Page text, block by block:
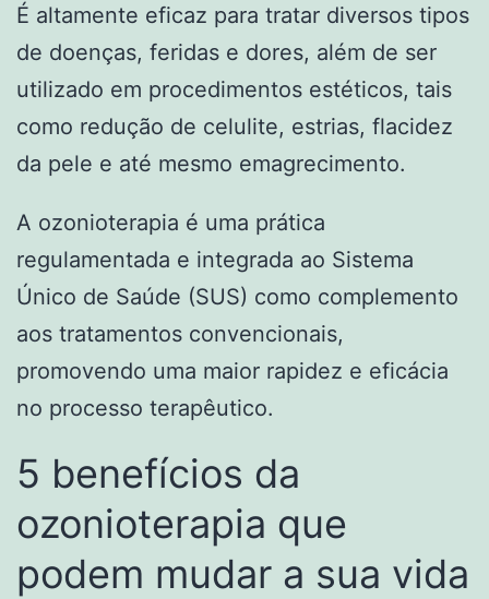
É altamente eficaz para tratar diversos tipos
de doenças, feridas e dores, além de ser
utilizado em procedimentos estéticos, tais
como redução de celulite, estrias, flacidez
da pele e até mesmo emagrecimento.
A ozonioterapia é uma prática
regulamentada e integrada ao Sistema
Único de Saúde (SUS) como complemento
aos tratamentos convencionais,
promovendo uma maior rapidez e eficácia
no processo terapêutico.
5 benefícios da
ozonioterapia que
podem mudar a sua vida